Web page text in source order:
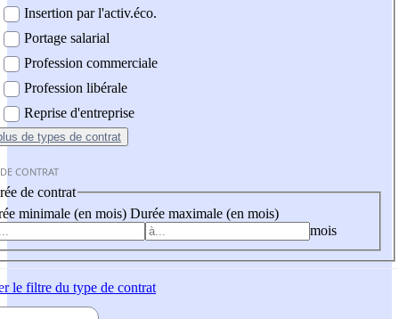
Insertion par l'activ.éco.
Portage salarial
Profession commerciale
Profession libérale
Reprise d'entreprise
de types de contrat
CONTRAT
de contrat
minimale (en mois) Durée maximale (en mois)
mois
le filtre du type de contrat